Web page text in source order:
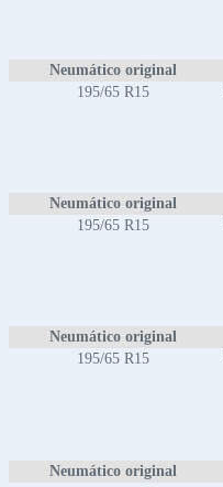
Neumático original
195/65 R15
Neumático original
195/65 R15
Neumático original
195/65 R15
Neumático original